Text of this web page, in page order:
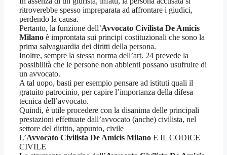
ritroverebbe spesso impreparata ad affrontare i giudici,
perdendo la causa.
Pertanto, la funzione dell’Avvocato Civilista De Amicis
Milano è improntata sui principi costituzionali che sono la
prima salvaguardia dei diritti della persona.
Inoltre, sempre la stessa norma dell’art. 24 prevede la
possibilità che le persone non abbienti possano usufruire di
un avvocato.
A tal uopo, basti per esempio pensare ad istituti quali il
gratuito patrocinio, per capire l’importanza della difesa
tecnica dell’avvocato.
Quindi, è utile procedere con la disanima delle principali
prestazioni effettuate dall’avvocato (anche) civilista, nel
settore del diritto, appunto, civile
L’Avvocato Civilista De Amicis Milano E IL CODICE
CIVILE